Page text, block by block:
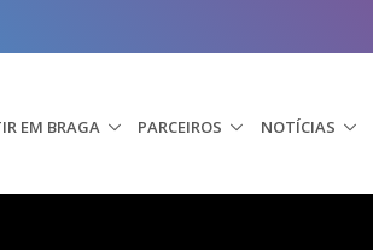
EM BRAGA PARCEIROS NOTÍCIAS